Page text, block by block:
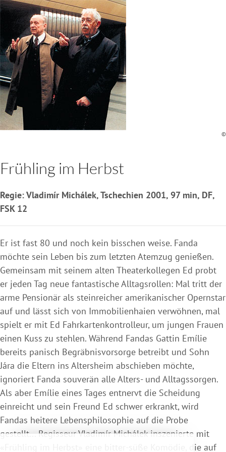
©
Frühling im Herbst
Regie: Vladimír Michálek, Tschechien 2001, 97 min, DF,
FSK 12
Er ist fast 80 und noch kein bisschen weise. Fanda
möchte sein Leben bis zum letzten Atemzug genießen.
Gemeinsam mit seinem alten Theaterkollegen Ed probt
er jeden Tag neue fantastische Alltagsrollen: Mal tritt der
arme Pensionär als steinreicher amerikanischer Opernstar
auf und lässt sich von Immobilienhaien verwöhnen, mal
spielt er mit Ed Fahrkartenkontrolleur, um jungen Frauen
einen Kuss zu stehlen. Während Fandas Gattin Emílie
bereits panisch Begräbnisvorsorge betreibt und Sohn
Jára die Eltern ins Altersheim abschieben möchte,
ignoriert Fanda souverän alle Alters- und Alltagssorgen.
Als aber Emílie eines Tages entnervt die Scheidung
einreicht und sein Freund Ed schwer erkrankt, wird
Fandas heitere Lebensphilosophie auf die Probe
gestellt... Regisseur Vladimír Michálek inszenierte mit
«Frühling im Herbst» eine bitter-süße Komödie, die auf